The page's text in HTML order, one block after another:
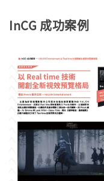
InCG 成功案例